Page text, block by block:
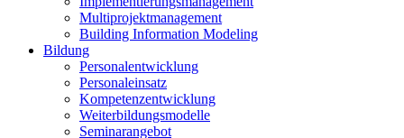
Multiprojektmanagement
Building Information Modeling
Bildung
Personalentwicklung
Personaleinsatz
Kompetenzentwicklung
Weiterbildungsmodelle
Seminarangebot